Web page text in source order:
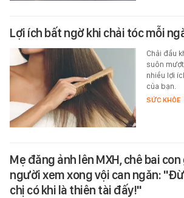
Lợi ích bất ngờ khi chải tóc mỗi
Chải đầu
suôn
nhiều lợi
của bạn.
SỨC KHỎE
Mẹ đăng ảnh lên MXH, chê bai
người xem xong vội can ngăn:
chị có khi là thiên tài đấy!"